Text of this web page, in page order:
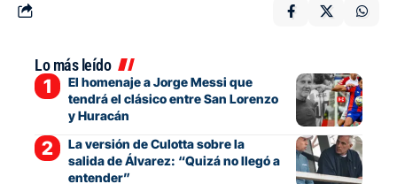
Lo más leído
El homenaje a Jorge Messi que
tendrá el clásico entre San Lorenzo
y Huracán
La versión de Culotta sobre la
salida de Álvarez: “Quizá no llegó a
entender”